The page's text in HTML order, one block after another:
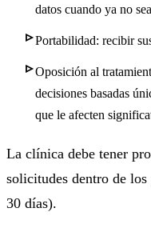
datos cuando ya no
Portabilidad: recibir
Oposición al
decisiones basadas
que le afecten
La clínica debe tener
solicitudes dentro de los
30 días).